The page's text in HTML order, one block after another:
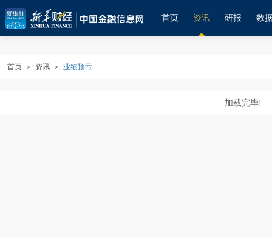
首页 资讯 研报 数
首页 ＞ 资讯 ＞ 业绩预亏
加载完毕!